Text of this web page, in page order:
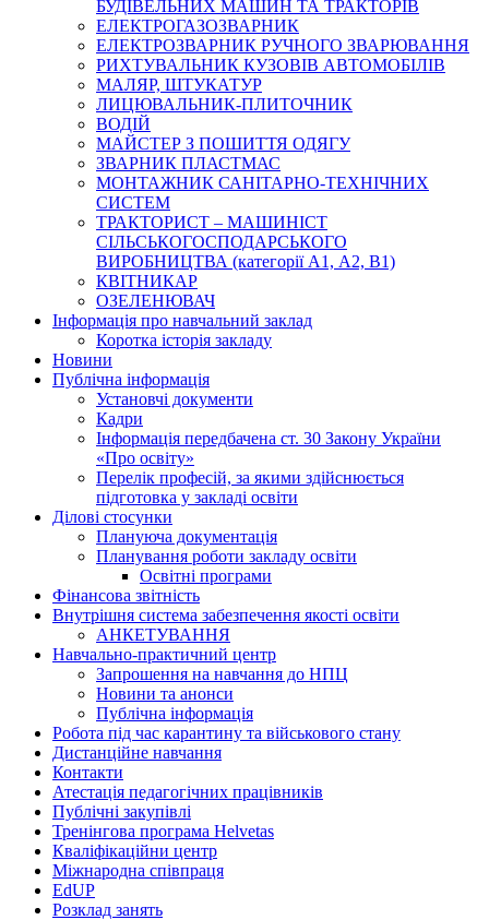
БУДІВЕЛЬНИХ МАШИН ТА ТРАКТОРІВ
ЕЛЕКТРОГАЗОЗВАРНИК
ЕЛЕКТРОЗВАРНИК РУЧНОГО ЗВАРЮВАННЯ
РИХТУВАЛЬНИК КУЗОВІВ АВТОМОБІЛІВ
МАЛЯР, ШТУКАТУР
ЛИЦЮВАЛЬНИК-ПЛИТОЧНИК
ВОДІЙ
МАЙСТЕР З ПОШИТТЯ ОДЯГУ
ЗВАРНИК ПЛАСТМАС
МОНТАЖНИК САНІТАРНО-ТЕХНІЧНИХ
СИСТЕМ
ТРАКТОРИСТ – МАШИНІСТ
СІЛЬСЬКОГОСПОДАРСЬКОГО
ВИРОБНИЦТВА (категорії А1, А2, В1)
КВІТНИКАР
ОЗЕЛЕНЮВАЧ
Інформація про навчальний заклад
Коротка історія закладу
Новини
Публічна інформація
Установчі документи
Кадри
Інформація передбачена ст. 30 Закону України
«Про освіту»
Перелік професій, за якими здійснюється
підготовка у закладі освіти
Ділові стосунки
Плануюча документація
Планування роботи закладу освіти
Освітні програми
Фінансова звітність
Внутрішня система забезпечення якості освіти
АНКЕТУВАННЯ
Навчально-практичний центр
Запрошення на навчання до НПЦ
Новини та анонси
Публічна інформація
Робота під час карантину та військового стану
Дистанційне навчання
Контакти
Атестація педагогічних працівників
Публічні закупівлі
Тренінгова програма Helvetas
Кваліфікаційни центр
Міжнародна співпраця
EdUР
Розклад занять